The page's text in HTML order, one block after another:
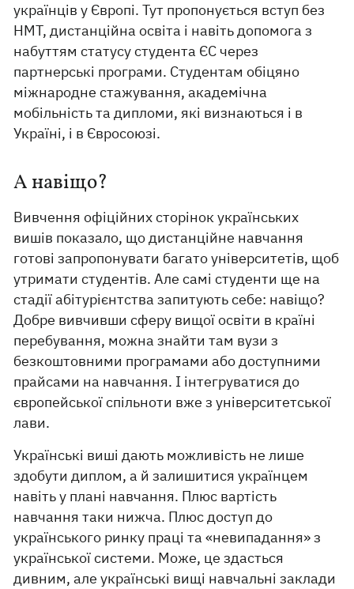
українців у Європі. Тут пропонується вступ без
НМТ, дистанційна освіта і навіть допомога з
набуттям статусу студента ЄС через
партнерські програми. Студентам обіцяно
міжнародне стажування, академічна
мобільність та дипломи, які визнаються і в
Україні, і в Євросоюзі.
А навіщо?
Вивчення офіційних сторінок українських
вишів показало, що дистанційне навчання
готові запропонувати багато університетів, щоб
утримати студентів. Але самі студенти ще на
стадії абітурієнтства запитують себе: навіщо?
Добре вивчивши сферу вищої освіти в країні
перебування, можна знайти там вузи з
безкоштовними програмами або доступними
прайсами на навчання. І інтегруватися до
європейської спільноти вже з університетської
лави.
Українські виші дають можливість не лише
здобути диплом, а й залишитися українцем
навіть у плані навчання. Плюс вартість
навчання таки нижча. Плюс доступ до
українського ринку праці та «невипадання» з
української системи. Може, це здасться
дивним, але українські вищі навчальні заклади